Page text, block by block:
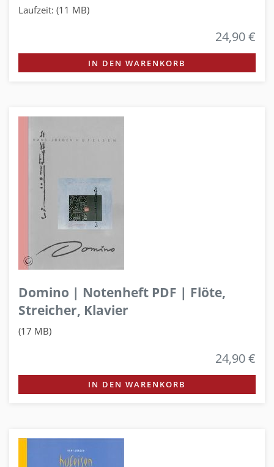
Laufzeit: (11 MB)
24,90 €
IN DEN WARENKORB
Domino | Notenheft PDF | Flöte,
Streicher, Klavier
(17 MB)
24,90 €
IN DEN WARENKORB